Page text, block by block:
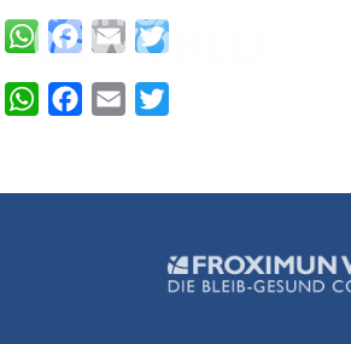
WhatsAppFacebook
Email
WhatsAppFacebook
Email